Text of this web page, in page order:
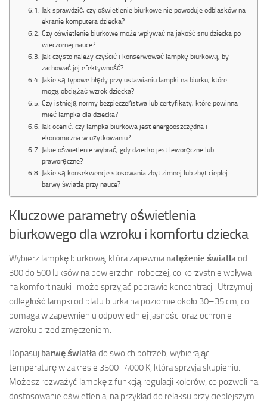
Jak sprawdzić, czy oświetlenie biurkowe nie powoduje odblasków na
ekranie komputera dziecka?
Czy oświetlenie biurkowe może wpływać na jakość snu dziecka po
wieczornej nauce?
Jak często należy czyścić i konserwować lampkę biurkową, by
zachować jej efektywność?
Jakie są typowe błędy przy ustawianiu lampki na biurku, które
mogą obciążać wzrok dziecka?
Czy istnieją normy bezpieczeństwa lub certyfikaty, które powinna
mieć lampka dla dziecka?
Jak ocenić, czy lampka biurkowa jest energooszczędna i
ekonomiczna w użytkowaniu?
Jakie oświetlenie wybrać, gdy dziecko jest leworęczne lub
praworęczne?
Jakie są konsekwencje stosowania zbyt zimnej lub zbyt ciepłej
barwy światła przy nauce?
Kluczowe parametry oświetlenia
biurkowego dla wzroku i komfortu dziecka
Wybierz lampkę biurkową, która zapewnia natężenie światła od
300 do 500 luksów na powierzchni roboczej, co korzystnie wpływa
na komfort nauki i może sprzyjać poprawie koncentracji. Utrzymuj
odległość lampki od blatu biurka na poziomie około 30–35 cm, co
pomaga w zapewnieniu odpowiedniej jasności oraz ochronie
wzroku przed zmęczeniem.
Dopasuj barwę światła do swoich potrzeb, wybierając
temperaturę w zakresie 3500–4000 K, która sprzyja skupieniu.
Możesz rozważyć lampkę z funkcją regulacji kolorów, co pozwoli na
dostosowanie oświetlenia, na przykład do relaksu przy cieplejszym